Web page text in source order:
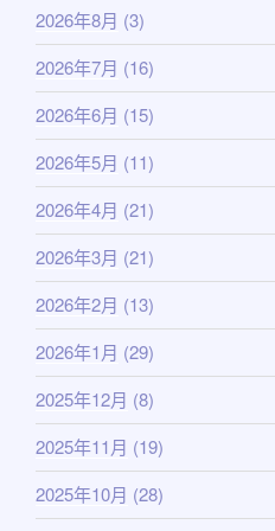
2026年8月 (3)
2026年7月 (16)
2026年6月 (15)
2026年5月 (11)
2026年4月 (21)
2026年3月 (21)
2026年2月 (13)
2026年1月 (29)
2025年12月 (8)
2025年11月 (19)
2025年10月 (28)